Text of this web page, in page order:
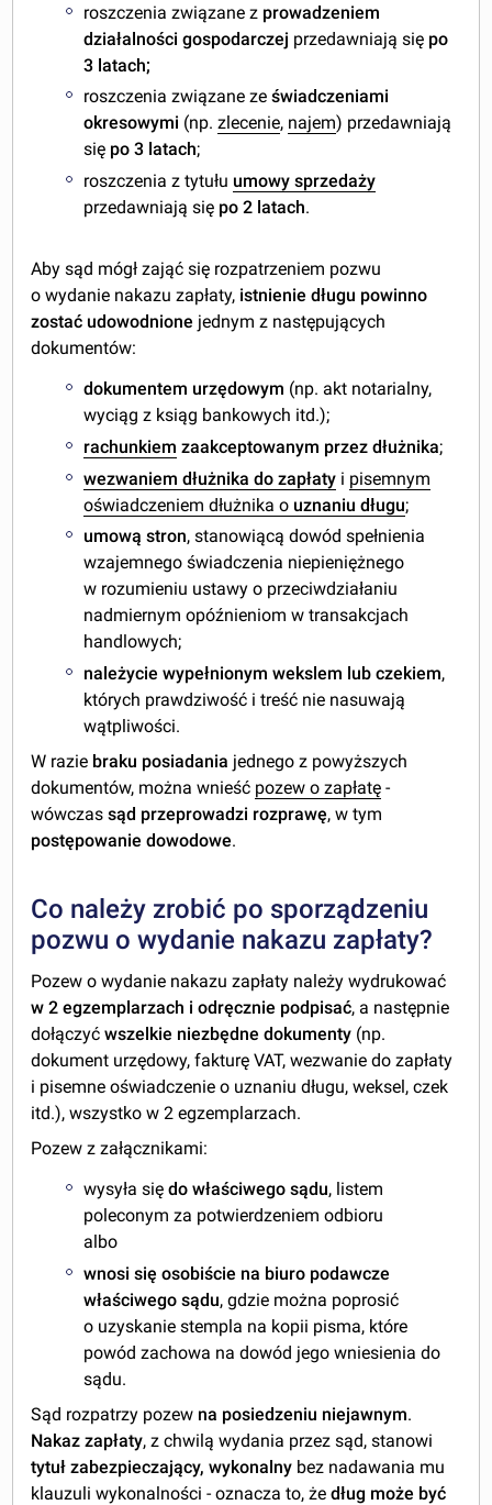
roszczenia związane z prowadzeniem
działalności gospodarczej przedawniają się po
3 latach;
roszczenia związane zeświadczeniami
okresowymi (np.zlecenie, najem) przedawniają
się po 3 latach;
roszczenia z tytułu umowy sprzedaży
przedawniają się po 2 latach.
Aby sąd mógł zająć się rozpatrzeniem pozwu
o wydanie nakazu zapłaty, istnienie długu powinno
zostać udowodnione jednym z następujących
dokumentów:
dokumentem urzędowym (np. akt notarialny,
wyciąg z ksiąg bankowych itd.);
rachunkiem zaakceptowanym przez dłużnika;
wezwaniem dłużnika do zapłaty i pisemnym
oświadczeniem dłużnika o uznaniu długu;
umową stron, stanowiącą dowód spełnienia
wzajemnego świadczenia niepieniężnego
w rozumieniu ustawy o przeciwdziałaniu
nadmiernym opóźnieniom w transakcjach
handlowych;
należycie wypełnionym wekslem lub czekiem,
których prawdziwość i treść nie nasuwają
wątpliwości.
W razie braku posiadania jednego z powyższych
dokumentów, można wnieść pozew o zapłatę -
wówczassąd przeprowadzi rozprawę, w tym
postępowanie dowodowe.
Co należy zrobić po sporządzeniu
pozwu o wydanie nakazu zapłaty?
Pozew o wydanie nakazu zapłaty należy wydrukować
w 2 egzemplarzach i odręcznie podpisać, a następnie
dołączyć wszelkie niezbędne dokumenty (np.
dokument urzędowy, fakturę VAT, wezwanie do zapłaty
i pisemne oświadczenie o uznaniu długu, weksel, czek
itd.), wszystko w 2 egzemplarzach.
Pozew z załącznikami:
wysyła się do właściwego sądu, listem
poleconym za potwierdzeniem odbioru
albo
wnosi się osobiście na biuro podawcze
właściwego sądu, gdzie można poprosić
o uzyskanie stempla na kopii pisma, które
powód zachowa na dowód jego wniesienia do
sądu.
Sąd rozpatrzy pozew na posiedzeniu niejawnym.
Nakaz zapłaty, z chwilą wydania przez sąd, stanowi
tytuł zabezpieczający, wykonalny bez nadawania mu
klauzuli wykonalności - oznacza to, żedług może być